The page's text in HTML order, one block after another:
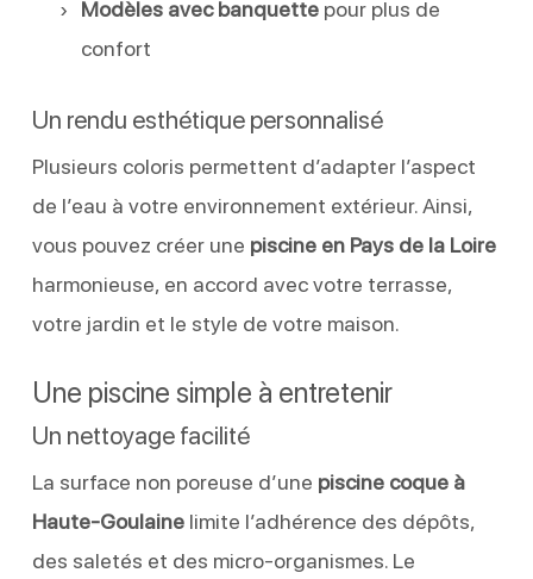
Modèles avec banquettepour plus de
confort
Un rendu esthétique personnalisé
Plusieurs coloris permettent d’adapter l’aspect
de l’eau à votre environnement extérieur. Ainsi,
vous pouvez créer une piscine en Pays de la Loire
harmonieuse, en accord avec votre terrasse,
votre jardin et le style de votre maison.
Une piscine simple à entretenir
Un nettoyage facilité
La surface non poreuse d’une piscine coque à
Haute-Goulainelimite l’adhérence des dépôts,
des saletés et des micro-organismes. Le